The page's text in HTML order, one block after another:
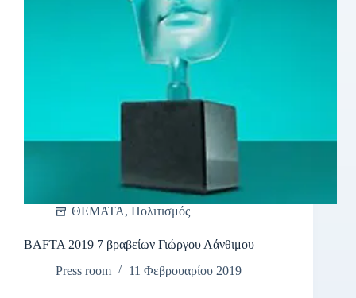
ΘΕΜΑΤΑ, Πολιτισμός
BAFTA 2019 7 βραβείων Γιώργου Λάνθιμου
Press room
11 Φεβρουαρίου 2019